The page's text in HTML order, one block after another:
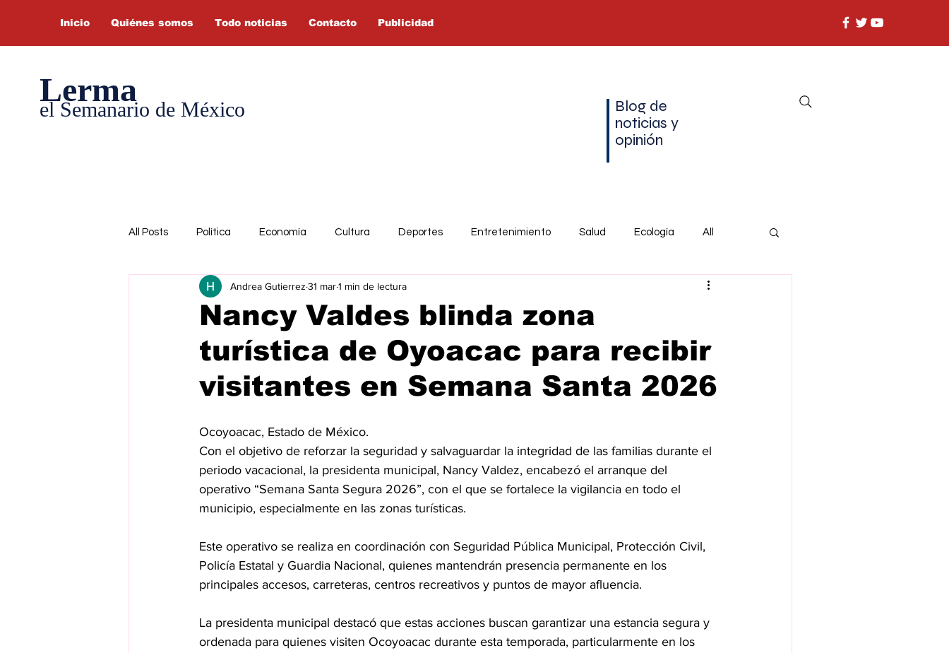
Inicio Quiénes somos Todo noticias Contacto Publicidad
Lerma
el Semanario de México
Blog de
noticias y
opinión
All Posts Política Economía Cultura Deportes Entretenimiento Salud Ecología All
Nancy Valdes blinda zona
turística de Oyoacac para recibir
visitantes en Semana Santa 2026
Andrea Gutierrez 31 mar1 min de lectura
Ocoyoacac, Estado de México.
Con el objetivo de reforzar la seguridad y salvaguardar la integridad de las familias durante el
periodo vacacional, la presidenta municipal, Nancy Valdez, encabezó el arranque del
operativo “Semana Santa Segura 2026”, con el que se fortalece la vigilancia en todo el
municipio, especialmente en las zonas turísticas.
Este operativo se realiza en coordinación con Seguridad Pública Municipal, Protección Civil,
Policía Estatal y Guardia Nacional, quienes mantendrán presencia permanente en los
principales accesos, carreteras, centros recreativos y puntos de mayor afluencia.
La presidenta municipal destacó que estas acciones buscan garantizar una estancia segura y
ordenada para quienes visiten Ocoyoacac durante esta temporada, particularmente en los